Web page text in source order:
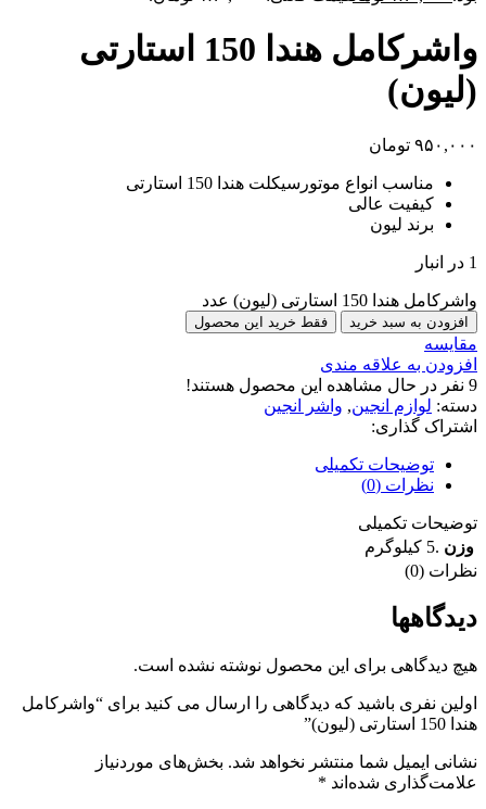
واشرکامل هندا 150 استارتی
(لیون)
۹۵۰,۰۰۰ تومان
مناسب انواع موتورسیکلت هندا 150 استارتی
کیفیت عالی
برند لیون
1 در انبار
واشرکامل هندا 150 استارتی (لیون) عدد
افزودن به سبد خرید فقط خرید این محصول
مقایسه
افزودن به علاقه مندی
9 نفر در حال مشاهده این محصول هستند!
دسته: لوازم انجین, واشر انجین
اشتراک گذاری:
توضیحات تکمیلی
نظرات (0)
توضیحات تکمیلی
وزن .5 کیلوگرم
نظرات (0)
دیدگاهها
هیچ دیدگاهی برای این محصول نوشته نشده است.
اولین نفری باشید که دیدگاهی را ارسال می کنید برای “واشرکامل
هندا 150 استارتی (لیون)”
نشانی ایمیل شما منتشر نخواهد شد. بخش‌های موردنیاز
علامت‌گذاری شده‌اند *